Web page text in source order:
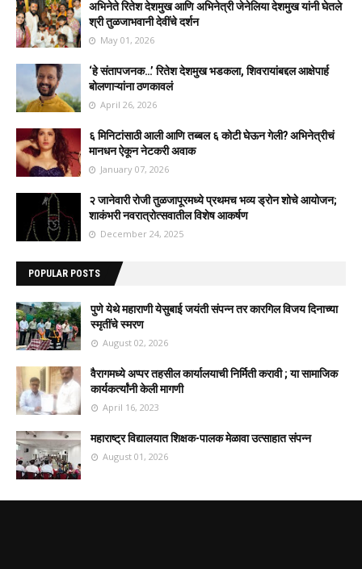
अभिनेते रितेश देशमुख आणि अभिनेत्री जेनेलिया देशमुख यांनी घेतले
श्री तुळजाभवानी देवींचे दर्शन
May 01, 2026
‘हे संतापजनक…’ रितेश देशमुख भडकला, शिवरायांबद्दल आक्षेपार्ह
बोलणाऱ्यांना ठणकावलं
April 26, 2026
६ मिनिटांसाठी आली आणि तब्बल ६ कोटी घेऊन गेली? अभिनेत्रीचं
मानधन ऐकून नेटकरी अवाक
January 07, 2026
२ जानेवारी रोजी तुळजापूरमध्ये प्रथमच भव्य ड्रोन शोचे आयोजन;
शाकंभरी नवरात्रोत्सवातील विशेष आकर्षण
December 24, 2025
POPULAR POSTS
पुणे येथे महाराणी येसुबाई जयंती संपन्न तर कारगिल विजय दिनाच्या
स्मृतींचे स्मरण
August 02, 2026
वैरागमध्ये अप्पर तहसील कार्यालयाची निर्मिती करावी ; या सामाजिक
कार्यकर्त्यांनी केली मागणी
April 16, 2023
महाराष्ट्र विद्यालयात शिक्षक-पालक मेळावा उत्साहात संपन्न
August 01, 2026